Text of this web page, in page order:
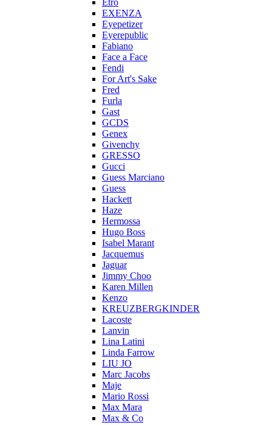
Etro
EXENZA
Eyepetizer
Eyerepublic
Fabiano
Face a Face
Fendi
For Art's Sake
Fred
Furla
Gast
GCDS
Genex
Givenchy
GRESSO
Gucci
Guess Marciano
Guess
Hackett
Haze
Hermossa
Hugo Boss
Isabel Marant
Jacquemus
Jaguar
Jimmy Choo
Karen Millen
Kenzo
KREUZBERGKINDER
Lacoste
Lanvin
Lina Latini
Linda Farrow
LIU JO
Marc Jacobs
Maje
Mario Rossi
Max Mara
Max & Co